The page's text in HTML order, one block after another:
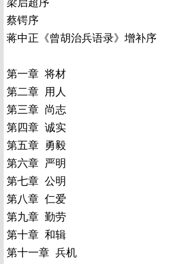
梁启超序
蔡锷序
蒋中正《曾胡治兵语录》增补序
第一章 将材
第二章 用人
第三章 尚志
第四章 诚实
第五章 勇毅
第六章 严明
第七章 公明
第八章 仁爱
第九章 勤劳
第十章 和辑
第十一章 兵机